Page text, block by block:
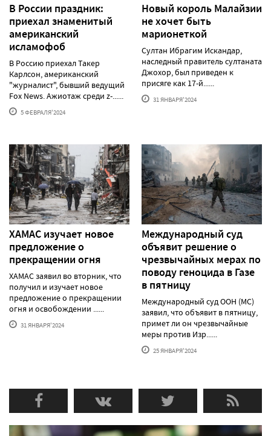
В России праздник:
приехал знаменитый
американский
исламофоб
В Россию приехал Такер
Карлсон, американский
"журналист", бывший ведущий
Fox News. Ажиотаж среди z-......
5 ФЕВРАЛЯ'2024
Новый король Малайзии
не хочет быть
марионеткой
Султан Ибрагим Искандар,
наследный правитель султаната
Джохор, был приведен к
присяге как 17-й......
31 ЯНВАРЯ'2024
ХАМАС изучает новое
предложение о
прекращении огня
ХАМАС заявил во вторник, что
получил и изучает новое
предложение о прекращении
огня и освобождении ......
31 ЯНВАРЯ'2024
Международный суд
объявит решение о
чрезвычайных мерах по
поводу геноцида в Газе
в пятницу
Международный суд ООН (МС)
заявил, что объявит в пятницу,
примет ли он чрезвычайные
меры против Изр......
25 ЯНВАРЯ'2024